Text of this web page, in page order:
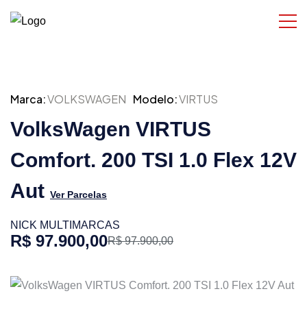
Marca:VOLKSWAGEN Modelo:VIRTUS
VolksWagen VIRTUS
Comfort. 200 TSI 1.0 Flex 12V
Aut Ver Parcelas
NICK MULTIMARCAS
R$ 97.900,00R$ 97.900,00